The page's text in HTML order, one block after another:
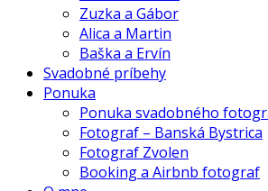
Zuzka a Gábor
Alica a Martin
Baška a Ervín
Svadobné príbehy
Ponuka
Ponuka svadobného
Fotograf – Banská Bystrica
Fotograf Zvolen
Booking a Airbnb fotograf